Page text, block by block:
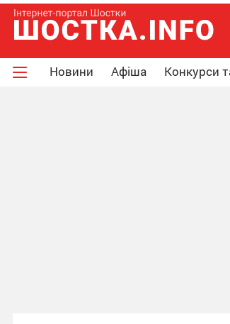
Новини Афіша Конкурси